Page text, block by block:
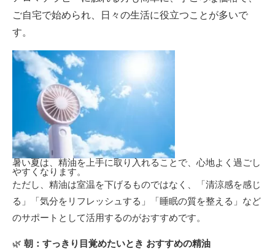
ご自宅で始められ、日々の生活に役立つことが多いで
す。
暑い夏は、精油を上手に取り入れることで、心地よく過ごし
やすくなります。
ただし、精油は室温を下げるものではなく、「清涼感を感じ
る」「気分をリフレッシュする」「睡眠の質を整える」など
のサポートとして活用するのがおすすめです。
🌿 朝：すっきり目覚めたいとき おすすめの精油